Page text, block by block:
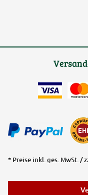
* Preise inkl. ges. MwSt. /